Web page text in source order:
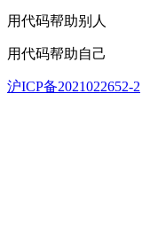
用代码帮助别人
用代码帮助自己
沪ICP备2021022652-2